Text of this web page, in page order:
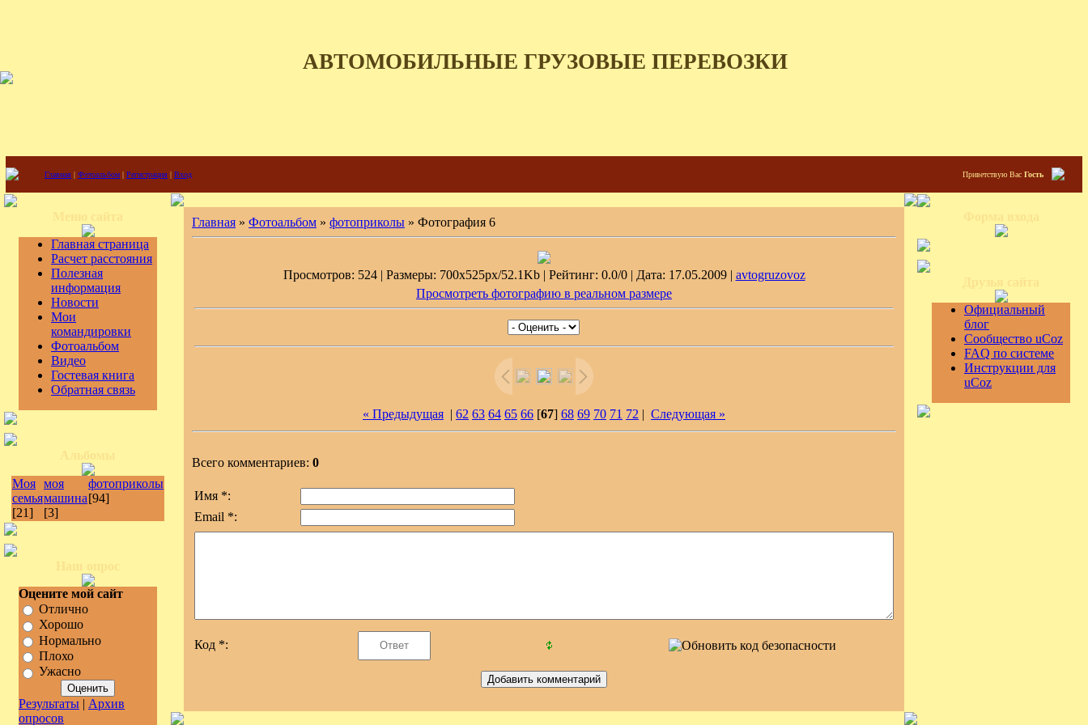
АВТОМОБИЛЬНЫЕ ГРУЗОВЫЕ ПЕРЕВОЗКИ
Главная | Фотоальбом | Регистрация | Вход Приветствую Вас Гость
Главная страница
Расчет расстояния
Полезная
информация
Новости
Мои
командировки
Фотоальбом
Видео
Гостевая книга
Обратная связь
Моя
семья
[21]
моя
машина
[3]
фотоприколы
[94]
Оцените мой сайт
Отлично
Хорошо
Нормально
Плохо
Ужасно
Результаты | Архив
опросов
Главная » Фотоальбом » фотоприколы » Фотография 6
Просмотров: 524 | Размеры: 700x525px/52.1Kb | Рейтинг: 0.0/0 | Дата: 17.05.2009 | avtogruzovoz
Просмотреть фотографию в реальном размере
« Предыдущая | 62 63 64 65 66 [67] 68 69 70 71 72 | Следующая »
Всего комментариев: 0
Имя *:
Email *:
Код *:
Официальный
блог
Сообщество uCoz
FAQ по системе
Инструкции для
uCoz